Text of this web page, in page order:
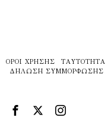
ΌΡΟΙ ΧΡΉΣΗΣ ΤΑΥΤΌΤΗΤΑ
ΔΉΛΩΣΗ ΣΥΜΜΌΡΦΩΣΗΣ